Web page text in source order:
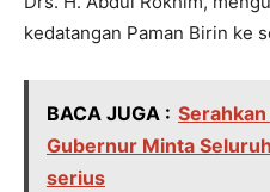
kedatangan Paman Birin ke
BACA JUGA :
Gubernur Minta
serius